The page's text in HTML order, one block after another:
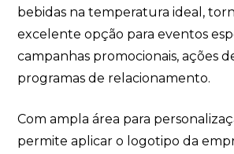
bebidas na temperatura ideal,
excelente opção para eventos
campanhas promocionais, ações
programas de relacionamento.
Com ampla área para
permite aplicar o logotipo da